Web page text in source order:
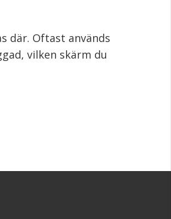
där. Oftast används
vilken skärm du